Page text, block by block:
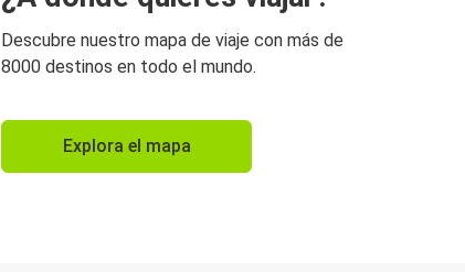
Descubre nuestro mapa de viaje con más de
8000 destinos en todo el mundo.
Explora el mapa